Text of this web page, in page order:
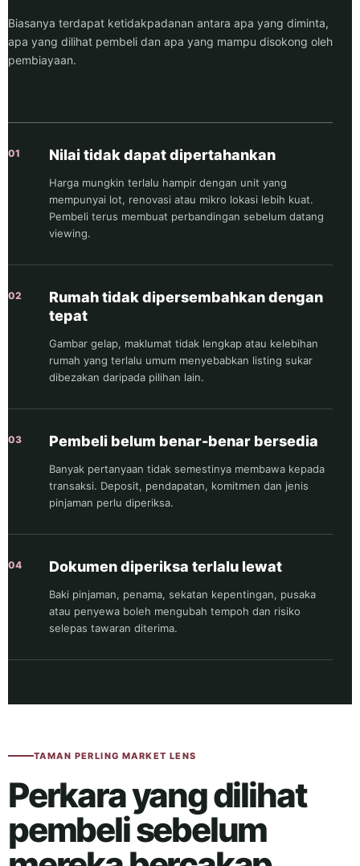
Biasanya terdapat ketidakpadanan antara apa yang diminta,
apa yang dilihat pembeli dan apa yang mampu disokong oleh
pembiayaan.
01 Nilai tidak dapat dipertahankan
Harga mungkin terlalu hampir dengan unit yang
mempunyai lot, renovasi atau mikro lokasi lebih kuat.
Pembeli terus membuat perbandingan sebelum datang
viewing.
02
Rumah tidak dipersembahkan dengan
tepat
Gambar gelap, maklumat tidak lengkap atau kelebihan
rumah yang terlalu umum menyebabkan listing sukar
dibezakan daripada pilihan lain.
03 Pembeli belum benar-benar bersedia
Banyak pertanyaan tidak semestinya membawa kepada
transaksi. Deposit, pendapatan, komitmen dan jenis
pinjaman perlu diperiksa.
04 Dokumen diperiksa terlalu lewat
Baki pinjaman, penama, sekatan kepentingan, pusaka
atau penyewa boleh mengubah tempoh dan risiko
selepas tawaran diterima.
TAMAN PERLING MARKET LENS
Perkara yang dilihat
pembeli sebelum